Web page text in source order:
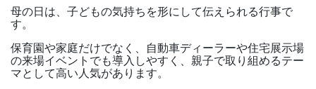
母の日は、子どもの気持ちを形にして伝えられる行事で
す。
保育園や家庭だけでなく、自動車ディーラーや住宅展示場
の来場イベントでも導入しやすく、親子で取り組めるテー
マとして高い人気があります。